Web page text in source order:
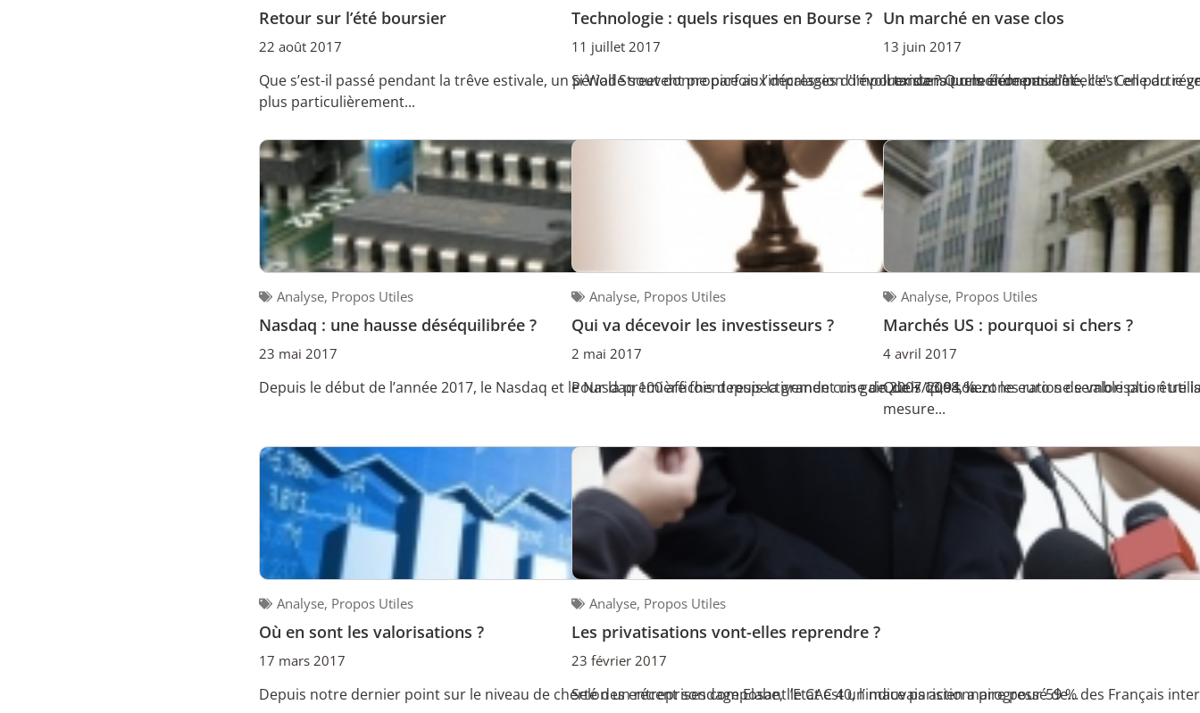
Retour sur l’été boursier
22 août 2017
Que s’est-il passé pendant la trêve estivale, un période souvent propice aux décalages d'importance ? Quels éléments ont
plus particulièrement...
Technologie : quels risques en Bourse ?
11 juillet 2017
Si Wall Street donne parfois l’impression d’évoluer dans un monde parallèle, c’est en partie
Un marché en vase clos
13 juin 2017
Il existerait une économie "réelle". Celle du
Analyse, Propos Utiles
Nasdaq : une hausse déséquilibrée ?
23 mai 2017
Depuis le début de l’année 2017, le Nasdaq et le Nasdaq 100 affichent respectivement un gain de + 13,94 %...
Analyse, Propos Utiles
Qui va décevoir les investisseurs ?
2 mai 2017
Pour la première fois depuis la grande crise de 2007/2008, la zone euro ne semble plus être
Analyse, Propos Utiles
Marchés US : pourquoi si chers ?
4 avril 2017
Quels que soient les ratios de valorisation
mesure...
Analyse, Propos Utiles
Où en sont les valorisations ?
17 mars 2017
Depuis notre dernier point sur le niveau de cherté des entreprises composant le CAC 40, l’indice parisien a progressé de...
Analyse, Propos Utiles
Les privatisations vont-elles reprendre ?
23 février 2017
Selon un récent sondage Elabe, l’Etat est un mauvais actionnaire pour 59 % des Français